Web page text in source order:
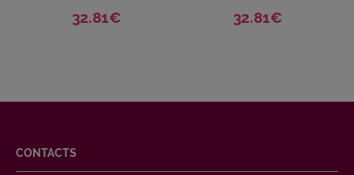
32.81€ 32.81€
CONTACTS